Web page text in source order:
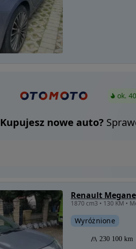
ok.
Kupujesz nowe auto?
Renault
1870 cm3 • 130 KM •
Wyróżnione
230 100 km